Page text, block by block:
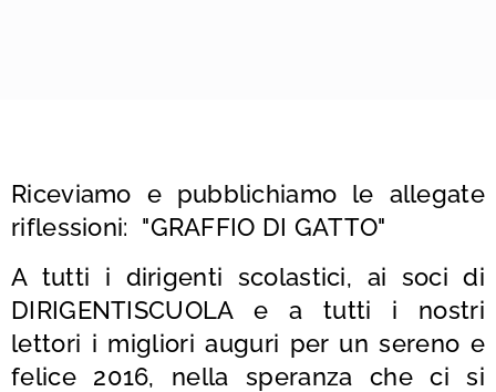
Riceviamo e pubblichiamo le allegate
riflessioni: "GRAFFIO DI GATTO"
A tutti i dirigenti scolastici, ai soci di
DIRIGENTISCUOLA e a tutti i nostri
lettori i migliori auguri per un sereno e
felice 2016, nella speranza che ci si